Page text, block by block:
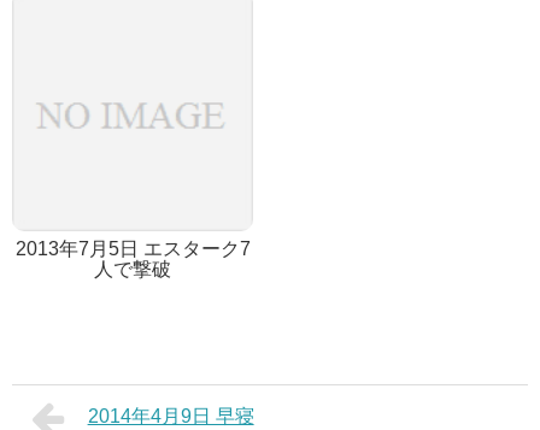
2013年7月5日 エスターク7
人で撃破
2014年4月9日 早寝